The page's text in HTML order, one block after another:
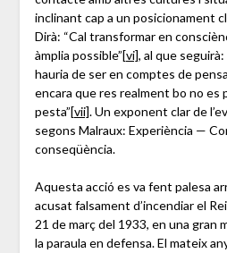
inclinant cap a un posicionament
Dirà: “Cal transformar en
àmplia possible”[vi], al que
hauria de ser en comptes de
encara que res realment bo no es
pesta”[vii]. Un exponent clar de
segons Malraux: Experiència —
conseqüència.
Aquesta acció es va fent palesa
acusat falsament d’incendiar el
21 de març del 1933, en una gran
la paraula en defensa. El mateix